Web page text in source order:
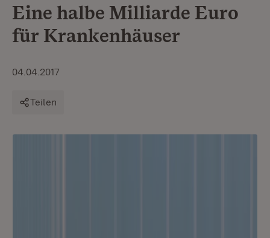
Eine halbe Milliarde Euro
für Krankenhäuser
04.04.2017
Teilen